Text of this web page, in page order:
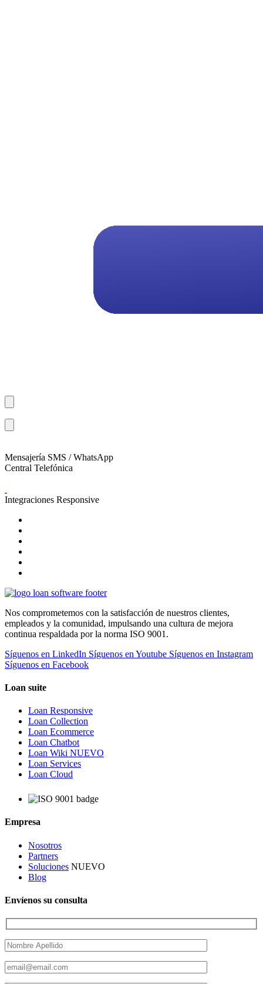
Mensajería SMS / WhatsApp
Central Telefónica
Integraciones Responsive
Nos comprometemos con la satisfacción de nuestros clientes,
empleados y la comunidad, impulsando una cultura de mejora
continua respaldada por la norma ISO 9001.
Síguenos en LinkedIn Síguenos en Youtube Síguenos en Instagram
Síguenos en Facebook
Loan suite
Loan Responsive
Loan Collection
Loan Ecommerce
Loan Chatbot
Loan Wiki NUEVO
Loan Services
Loan Cloud
Empresa
Nosotros
Partners
Soluciones NUEVO
Blog
Envíenos su consulta